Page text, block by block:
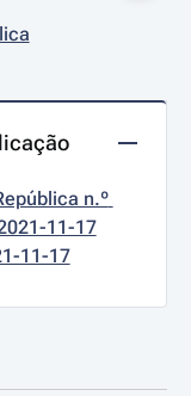
n.º
11-17
11-17